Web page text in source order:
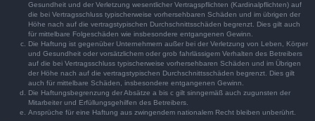
Gesundheit und der Verletzung wesentlicher Vertragspflichten (Kardinalpflichten) auf
die bei Vertragsschluss typischerweise vorhersehbaren Schäden und im übrigen der
Höhe nach auf die vertragstypischen Durchschnittsschäden begrenzt. Dies gilt auch
für mittelbare Folgeschäden wie insbesondere entgangenen Gewinn.
Die Haftung ist gegenüber Unternehmern außer bei der Verletzung von Leben, Körper
und Gesundheit oder vorsätzlichem oder grob fahrlässigem Verhalten des Betreibers
auf die bei Vertragsschluss typischerweise vorhersehbaren Schäden und im Übrigen
der Höhe nach auf die vertragstypischen Durchschnittsschäden begrenzt. Dies gilt
auch für mittelbare Schäden, insbesondere entgangenen Gewinn.
Die Haftungsbegrenzung der Absätze a bis c gilt sinngemäß auch zugunsten der
Mitarbeiter und Erfüllungsgehilfen des Betreibers.
Ansprüche für eine Haftung aus zwingendem nationalem Recht bleiben unberührt.